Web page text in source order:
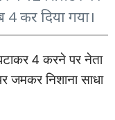
कर दिया गया।
4करनेपरनेता
जमकरनिशानासाधा